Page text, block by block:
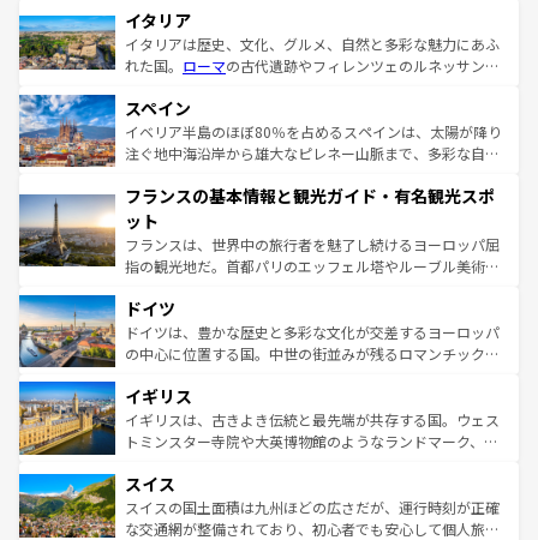
イタリア
イタリアは歴史、文化、グルメ、自然と多彩な魅力にあふ
れた国。 ローマの古代遺跡やフィレンツェのルネッサンス
ろん、トスカーナの美しい田園風景やアマルフィ海岸の絶
景など、自然景観も見逃せない。観光の合間には、本場の
ピザやパスタなど、絶品のイタリア料理を堪能することも
ませてくれるイタリアで、忘れられない旅をしてみよう！
なお、新着のイタリア情報は
しい。
スペイン
イベリア半島のほぼ80％を占めるスペインは、太陽が降り
注ぐ地中海沿岸から雄大なピレネー山脈まで、多彩な自然
文化が根付くこの国では、情熱的なフラメンコ、熱気あふ
れる闘牛、そして美味しいタパスが生活の一部となってい
る。首都マドリードの洗練された雰囲気や、バルセロナの
アートに溢れた街角から、地方では古代ローマ遺跡や中世
せる。地方によって風土や気候が異なるスペインはその個
性で訪れる人を魅了する。 なお、新着のスペイン情報は コ
ンテンツ一覧を参照してほしい。
フランスの基本情報と観光ガイド・有名観光スポ
ット
フランスは、世界中の旅行者を魅了し続けるヨーロッパ屈
指の観光地だ。首都パリのエッフェル塔やルーブル美術館
で、幅広い魅力が詰まっている。華麗な宮殿、歴史的な大
聖堂、美しいビーチ、そして豊かな自然が、訪れる者を心
から魅了する。また、フランスは美食の国としても知ら
いる。シャンパンの発祥地であるランス、プロヴァンスの
香り高いラベンダー畑など、多彩な楽しみ方が可能だ。さ
らに、パリ以外の地域にも魅力が溢れており、どの街角に
れる地方に足を運ぶとそれぞれで全く異なる文化を体験で
きるだろう。 なお、新着のフランス情報はコンテンツ一覧
を参照してほしい。
ドイツ
ドイツは、豊かな歴史と多彩な文化が交差するヨーロッパ
の中心に位置する国。中世の街並みが残るロマンチック街
顔を持つこの国は、どこを歩いても飽きることがない。ベ
ルリンの文化的活気、バイエルン州のアルプスの絶景、そ
してライン川沿いのワイン畑といった風景は必見。ビール
は、お酒好きな人にはぜひ体験してほしい。 なお、新着の
ドイツ情報はコンテンツ一覧を参照してほしい。
イギリス
イギリスは、古きよき伝統と最先端が共存する国。ウェス
トミンスター寺院や大英博物館のようなランドマーク、歴
リアごとに異なる魅力がある。また、優雅なアフタヌーン
ティー、ビール好きにはたまらない英国パブ、サッカー観
戦など、本場だからこそできる体験も豊富。イギリスを旅
スイス
スイスの国土面積は九州ほどの広さだが、運行時刻が正確
な交通網が整備されており、初心者でも安心して個人旅行